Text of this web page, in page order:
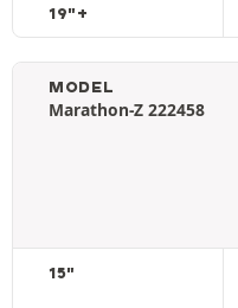
19"+
MODEL
Marathon-Z 222458
15"